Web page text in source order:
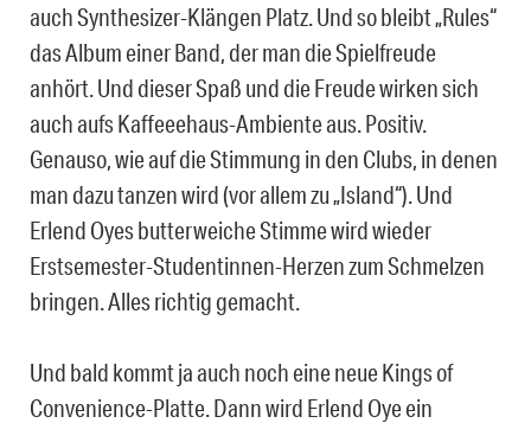
auch Synthesizer-Klängen Platz. Und so bleibt „Rules“
das Album einer Band, der man die Spielfreude
anhört. Und dieser Spaß und die Freude wirken sich
auch aufs Kaffeeehaus-Ambiente aus. Positiv.
Genauso, wie auf die Stimmung in den Clubs, in denen
man dazu tanzen wird (vor allem zu „Island“). Und
Erlend Oyes butterweiche Stimme wird wieder
Erstsemester-Studentinnen-Herzen zum Schmelzen
bringen. Alles richtig gemacht.
Und bald kommt ja auch noch eine neue Kings of
Convenience-Platte. Dann wird Erlend Oye ein